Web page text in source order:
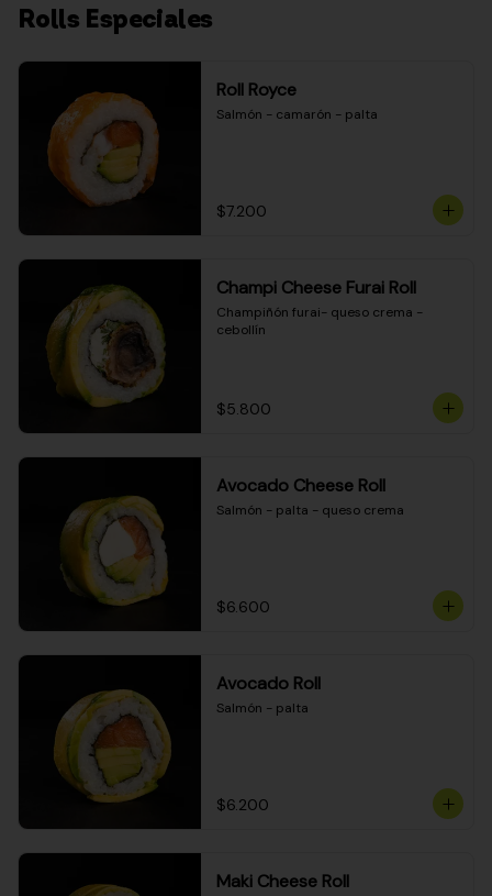
Rolls Especiales
Roll Royce
Salmón - camarón - palta
$7.200
Champi Cheese Furai Roll
Champiñón furai- queso crema -
cebollín
$5.800
Avocado Cheese Roll
Salmón - palta - queso crema
$6.600
Avocado Roll
Salmón - palta
$6.200
Maki Cheese Roll